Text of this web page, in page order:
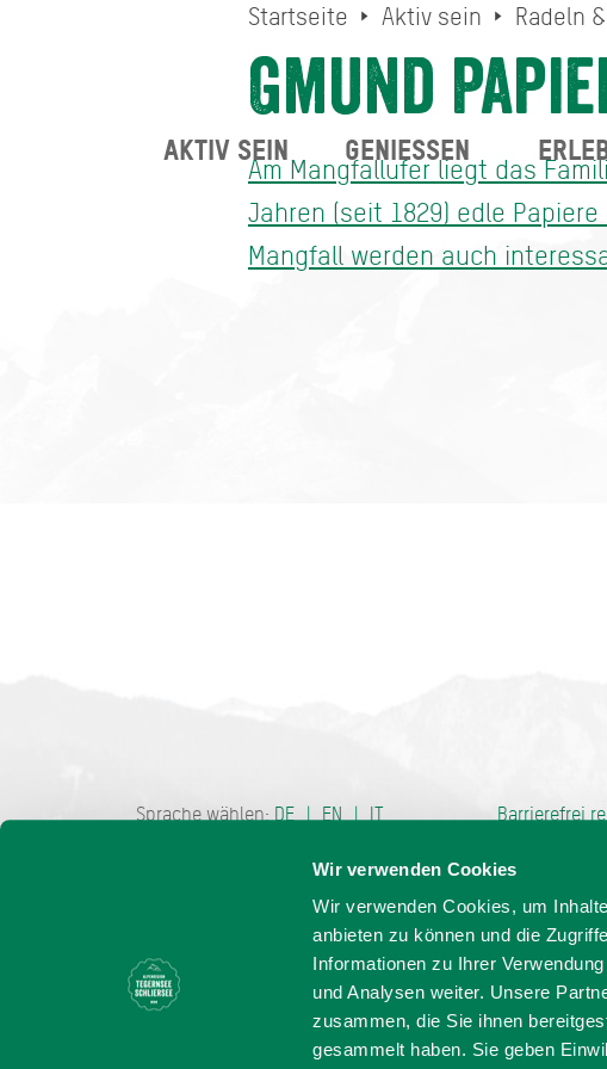
Wir verwenden Cookies
Wir verwenden Cookies, um
anbieten zu können und die
Informationen zu Ihrer
und Analysen weiter. Unsere
zusammen, die Sie ihnen
gesammelt haben. Sie geben
Startseite Aktiv sein Radeln
Gmund
Am Mangfallufer liegt das
Jahren (seit 1829) edle
Mangfall werden auch
Sprache wählen:DE EN IT Barrierefrei
AKTIV SEIN GENIESSEN